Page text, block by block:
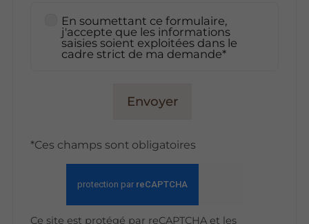
En soumettant ce formulaire,
j'accepte que les informations
saisies soient exploitées dans le
cadre strict de ma demande*
Envoyer
*Ces champs sont obligatoires
Ce site est protégé par reCAPTCHA et les